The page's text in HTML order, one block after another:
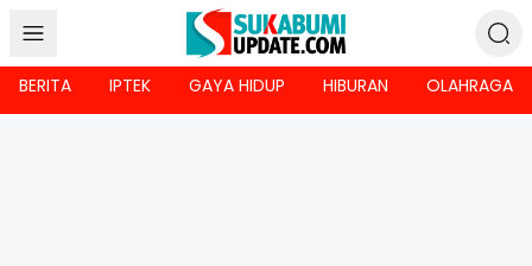
BERITA IPTEK GAYA HIDUP HIBURAN OLAHRAGA